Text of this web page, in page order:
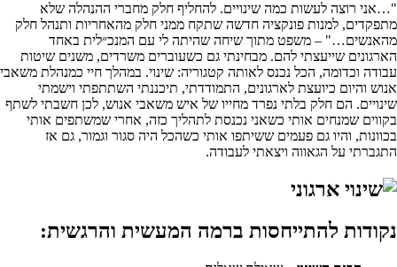
"…אני רוצה לעשות כמה שינויים. להחליף חלק מחברי ההנהלה שלא
מתפקדים, למנות פונקציה חדשה שתקח ממני חלק מהאחריות ותנהל חלק
מהאנשים…" – משפט מתוך שיחה שהיתה לי עם המנכ״לית באחד
הארגונים שייעצתי להם. מבחינתי גם כשעוברים משרדים, משנים שיטות
עבודה וכדומה, הכל נכנס לאותה קטגוריה: שינוי. במהלך חיי כמנהלת משאבי
אנוש והיום כיועצת לארגונים, התמודדתי, תיכננתי השתתפתי וישמתי
שינויים. הם חלק בלתי נפרד מחייו של איש משאבי אנוש, לכן חשבתי לשתף
בקווים שמנחים אותי כשאני נכנסת לתהליך כזה, אחרי שמשתפים אותי
בכוונות, והיו גם פעמים ששיתפו אותי כשהכל היה סגור וגמור, גם אז
התגברתי על הגאווה ויצאתי לעבודה.
נקודות להתייחסות ברמה המעשית והרגשית: